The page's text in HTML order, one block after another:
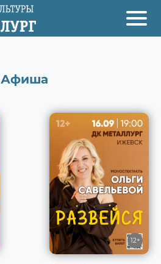
Спорткомплекс
Контакты
Афиша
12+